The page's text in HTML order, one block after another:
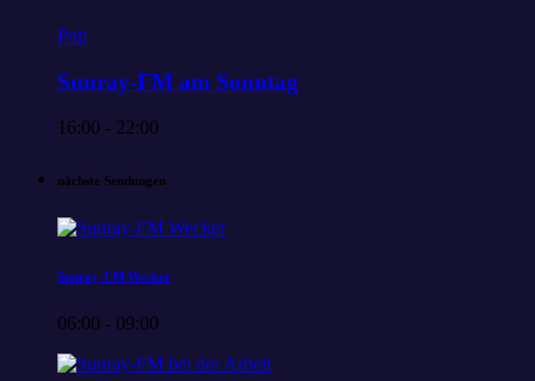
Pop
Sunray-FM am Sonntag
16:00 - 22:00
nächste Sendungen
Sunray-FM Wecker
06:00 - 09:00